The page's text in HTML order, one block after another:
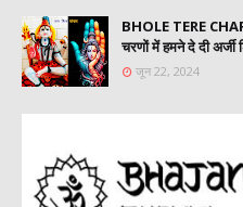
BHOLE TERE
चरणों में हमने दे दी
जून 22, 2024